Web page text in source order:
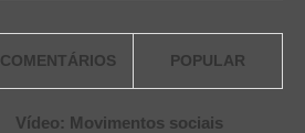
COMENTÁRIOS POPULAR
Vídeo: Movimentos sociais